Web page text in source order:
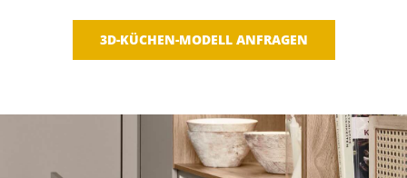
3D-KÜCHEN-MODELL ANFRAGEN